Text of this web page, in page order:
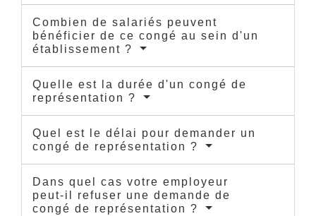
Combien de salariés peuvent
bénéficier de ce congé au sein d'un
établissement ?
Quelle est la durée d'un congé de
représentation ?
Quel est le délai pour demander un
congé de représentation ?
Dans quel cas votre employeur
peut-il refuser une demande de
congé de représentation ?